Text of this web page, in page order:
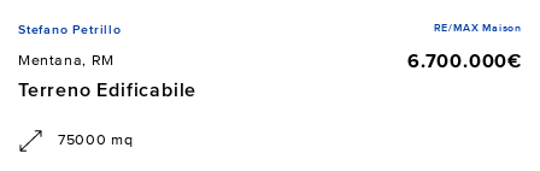
Stefano Petrillo RE/MAX Maison
Mentana, RM
6.700.000€
Terreno Edificabile
75000 mq